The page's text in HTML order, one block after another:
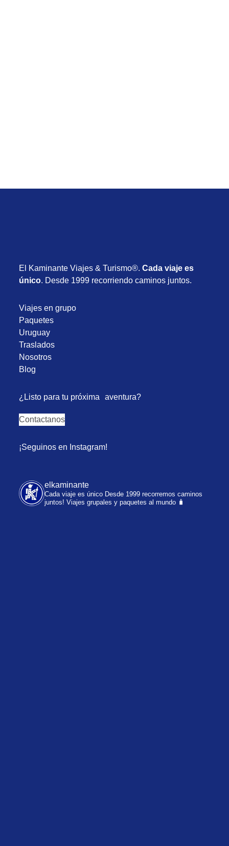
El Kaminante Viajes & Turismo®.Cada viaje es
único. Desde 1999 recorriendo caminos juntos.
Viajes en grupo
Paquetes
Uruguay
Traslados
Nosotros
Blog
¿Listo para tu próxima aventura?
Contactanos
¡Seguinos en Instagram!
elkaminante
Cada viaje es único Desde 1999 recorremos caminos
juntos! Viajes grupales y paquetes al mundo 🧳